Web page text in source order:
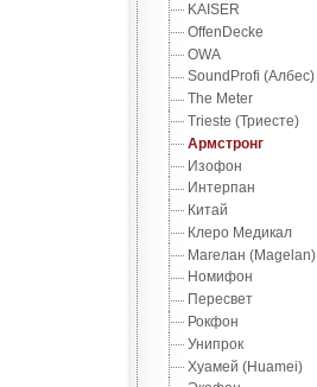
KAISER
OffenDecke
OWA
SoundProfi (Албес)
The Meter
Trieste (Триесте)
Армстронг
Изофон
Интерпан
Китай
Клеро Медикал
Магелан (Magelan)
Номифон
Пересвет
Рокфон
Унипрок
Хуамей (Huamei)